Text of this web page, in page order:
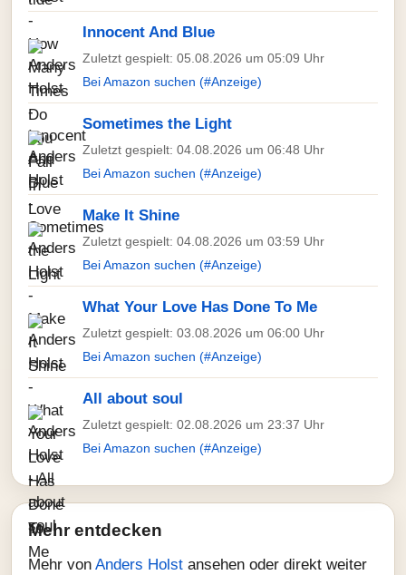
Innocent And Blue
Zuletzt gespielt: 05.08.2026 um 05:09 Uhr
Bei Amazon suchen (#Anzeige)
Sometimes the Light
Zuletzt gespielt: 04.08.2026 um 06:48 Uhr
Bei Amazon suchen (#Anzeige)
Make It Shine
Zuletzt gespielt: 04.08.2026 um 03:59 Uhr
Bei Amazon suchen (#Anzeige)
What Your Love Has Done To Me
Zuletzt gespielt: 03.08.2026 um 06:00 Uhr
Bei Amazon suchen (#Anzeige)
All about soul
Zuletzt gespielt: 02.08.2026 um 23:37 Uhr
Bei Amazon suchen (#Anzeige)
Mehr entdecken
Mehr von Anders Holst ansehen oder direkt weiter